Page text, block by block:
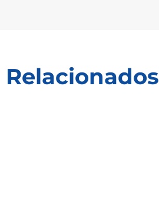
Relacionados